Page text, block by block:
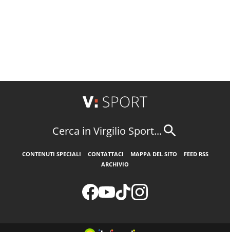
Cerca in Virgilio Sport...
CONTENUTI SPECIALI CONTATTACI MAPPA DEL SITO
FEED RSS
ARCHIVIO